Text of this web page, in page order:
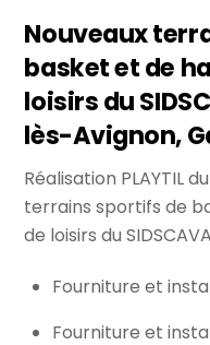
Nouveaux
basket et de
loisirs du
lès-Avignon,
Réalisation PLAYTIL
terrains sportifs de
de loisirs du
Fourniture et
Fourniture et